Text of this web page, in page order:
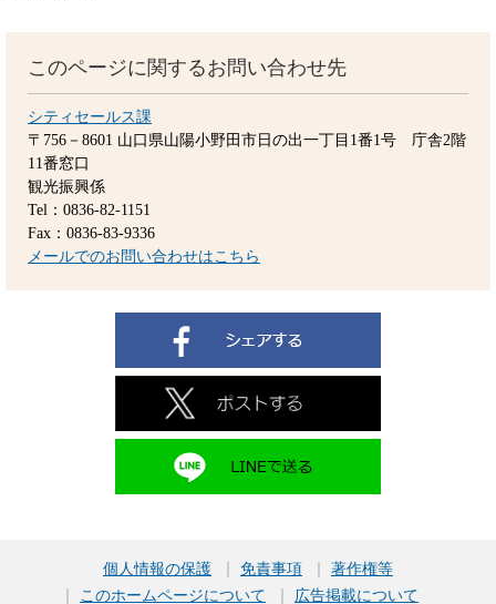
このページに関するお問い合わせ先
シティセールス課
〒756－8601 山口県山陽小野田市日の出一丁目1番1号 庁舎2階
11番窓口
観光振興係
Tel：0836-82-1151
Fax：0836-83-9336
メールでのお問い合わせはこちら
個人情報の保護 免責事項
著作権等
このホームページについて
広告掲載について